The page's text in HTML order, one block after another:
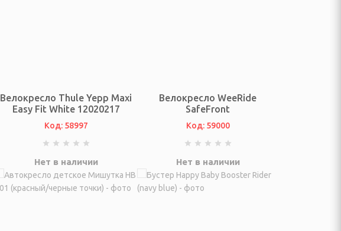
Велокресло Thule Yepp Maxi
Easy Fit White 12020217
Код: 58997
Нет в наличии
Велокресло WeeRide
SafeFront
Код: 59000
Нет в наличии